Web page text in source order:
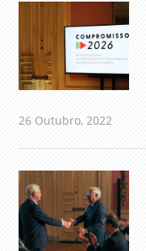
26 Outubro, 2022